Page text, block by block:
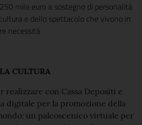
mila euro a sostegno di personalità
e dello spettacolo che vivono in
necessità
CULTURA
realizzare con Cassa Depositi e
digitale per la promozione della
un palcoscenico virtuale per